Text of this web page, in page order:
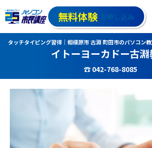
無料体験 お申し込み
タッチタイピング習得｜相模原市 古淵 町田市のパソコン
イトーヨーカドー古
☎ 042-768-8085